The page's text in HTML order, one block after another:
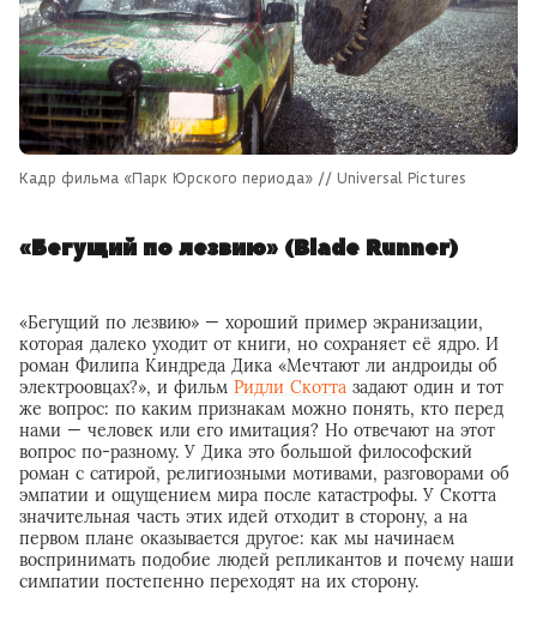
Кадр фильма «Парк Юрского периода» // Universal Pictures
«Бегущий по лезвию» (Blade Runner)
«Бегущий по лезвию» — хороший пример экранизации,
которая далеко уходит от книги, но сохраняет её ядро. И
роман Филипа Киндреда Дика «Мечтают ли андроиды об
электроовцах?», и фильм Ридли Скотта задают один и тот
же вопрос: по каким признакам можно понять, кто перед
нами — человек или его имитация? Но отвечают на этот
вопрос по-разному. У Дика это большой философский
роман с сатирой, религиозными мотивами, разговорами об
эмпатии и ощущением мира после катастрофы. У Скотта
значительная часть этих идей отходит в сторону, а на
первом плане оказывается другое: как мы начинаем
воспринимать подобие людей репликантов и почему наши
симпатии постепенно переходят на их сторону.